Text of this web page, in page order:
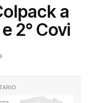
a
2° Covi